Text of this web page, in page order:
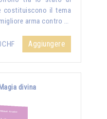
costituiscono il tema
arma contro …
Aggiungere
divina